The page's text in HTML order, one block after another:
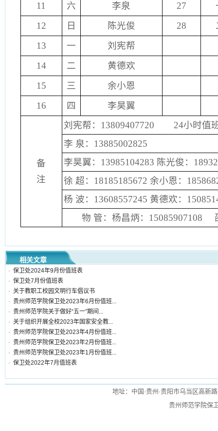
11
六 李泉 27
12
日 陈光俊 28
13
一
刘宪帮
14
二
黄德欢
15
三
余小恩
16
四 李昊翼
备
注
刘宪帮：13809407720 24小时值班
李 泉：13885002825
李昊翼：13985104283 陈光俊：
徐 超：18185185672 余小恩：
杨 波：13608557245 黄德欢：
物 管：杨昌炳：15085907108
相关文章
· 保卫处2024年9月份值班表
· 保卫处7月份值班表
· 关于教职工校园文明行车倡议书
· 贵州师范学院保卫处2023年6月份值班...
· 贵州师范学院关于做好“五一”期间...
· 关于组织开展全校2023年国家安全教...
· 贵州师范学院保卫处2023年4月份值班...
· 贵州师范学院保卫处2023年2月份值班...
· 贵州师范学院保卫处2023年1月份值班...
· 保卫处2022年7月值班表
地址：中国·贵州·贵阳市乌当区高新
贵州师范学院保